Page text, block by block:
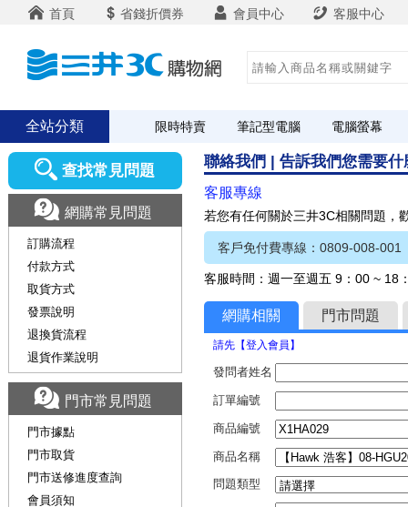
首頁 省錢折價券 會員中心 客服中心
全站分類 限時特賣 筆記型電腦 電腦螢幕
聯絡我們 | 告訴我們您需要什
客服專線
若您有任何關於三井3C相關問題，
客戶免付費專線：0809-008-001
客服時間：週一至週五 9：00 ~ 18
網購相關 門市問題
請先【登入會員】
發問者姓名
訂單編號
商品編號
商品名稱
問題類型
查找常見問題
網購常見問題
訂購流程
付款方式
取貨方式
發票說明
退換貨流程
退貨作業說明
門市常見問題
門市據點
門市取貨
門市送修進度查詢
會員須知